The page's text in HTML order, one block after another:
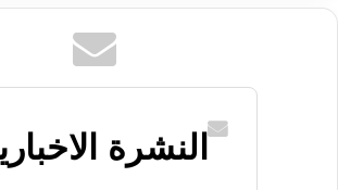
النشرة